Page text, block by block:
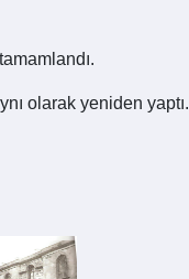
olarak yeniden yaptı.